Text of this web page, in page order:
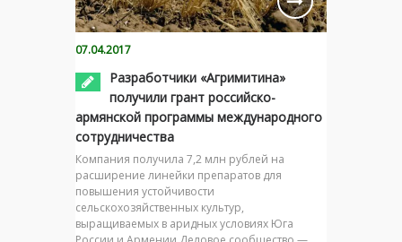
07.04.2017
Разработчики «Агримитина»
получили грант российско-
армянской программы международного
сотрудничества
Компания получила 7,2 млн рублей на
расширение линейки препаратов для
повышения устойчивости
сельскохозяйственных культур,
выращиваемых в аридных условиях Юга